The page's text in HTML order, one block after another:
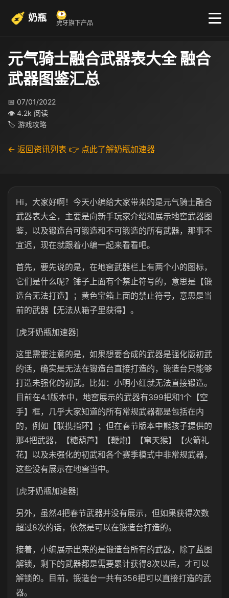
奶瓶 虎牙旗下产品
元气骑士融合武器表大全 融合
武器图鉴汇总
📅 07/01/2022
👁 4.2k 阅读
🏷 游戏攻略
← 返回资讯列表 👉 点此了解奶瓶加速器
Hi，大家好啊！今天小编给大家带来的是元气骑士融合
武器表大全，主要是向新手玩家介绍和展示地窖武器图
鉴，以及锻造台可锻造和不可锻造的所有武器，那事不
宜迟，现在就跟着小编一起来看看吧。
首先，要先说的是，在地窖武器栏上有两个小的图标，
它们是什么呢？锤子上面有个禁止符号的，意思是【锻
造台无法打造】；黄色宝箱上面的禁止符号，意思是当
前的武器【无法从箱子里获得】。
[虎牙奶瓶加速器]
这里需要注意的是，如果想要合成的武器是强化版初武
的话，确实是无法在锻造台直接打造的，锻造台只能够
打造未强化的初武。比如：小明小红就无法直接锻造。
目前在4.1版本中，地窖展示的武器有399把和1个【空
手】框，几乎大家知道的所有常规武器都是包括在内
的，例如【联携指环】；但在春节版本中熊孩子提供的
那4把武器，【糖葫芦】【鞭炮】【窜天猴】【火箭礼
花】以及未强化的初武和各个赛季模式中非常规武器，
这些没有展示在地窖当中。
[虎牙奶瓶加速器]
另外，虽然4把春节武器并没有展示，但如果获得次数
超过8次的话，依然是可以在锻造台打造的。
接着，小编展示出来的是锻造台所有的武器，除了蓝图
解锁，剩下的武器都是需要累计获得8次以后，才可以
解锁的。目前，锻造台一共有356把可以直接打造的武
器。